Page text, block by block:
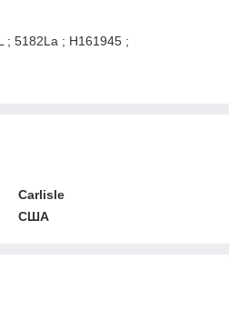
; 5182La ; H161945 ;
Carlisle
США